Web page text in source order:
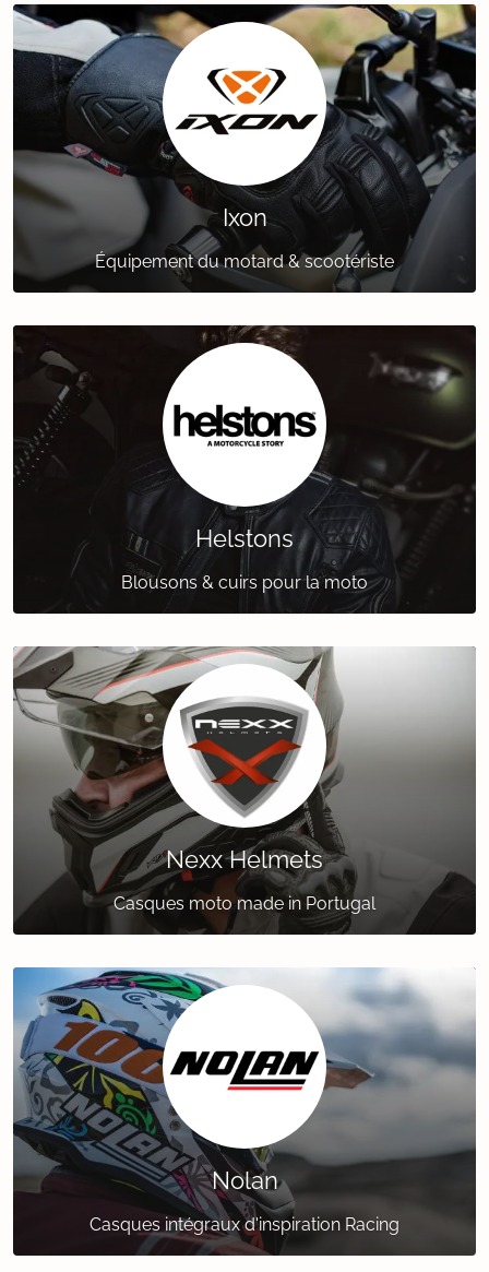
Ixon
Équipement du motard & scootériste
Helstons
Blousons & cuirs pour la moto
Nexx Helmets
Casques moto made in Portugal
Nolan
Casques intégraux d'inspiration Racing